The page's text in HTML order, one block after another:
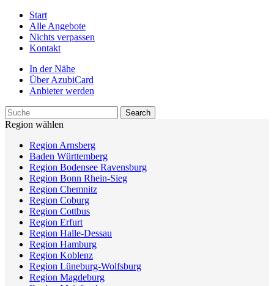
Start
Alle Angebote
Nichts verpassen
Kontakt
In der Nähe
Über AzubiCard
Anbieter werden
Region wählen
Region Arnsberg
Baden Württemberg
Region Bodensee Ravensburg
Region Bonn Rhein-Sieg
Region Chemnitz
Region Coburg
Region Cottbus
Region Erfurt
Region Halle-Dessau
Region Hamburg
Region Koblenz
Region Lüneburg-Wolfsburg
Region Magdeburg